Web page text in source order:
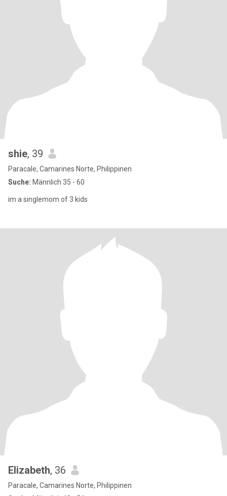
shie, 39
Paracale, Camarines Norte, Philippinen
Suche: Männlich 35 - 60
im a singlemom of 3 kids
Elizabeth, 36
Paracale, Camarines Norte, Philippinen